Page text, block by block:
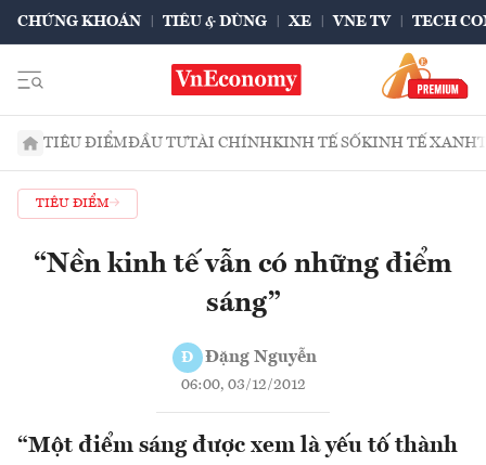
CHỨNG KHOÁN TIÊU & DÙNG XE VNE TV TECH
TIÊU ĐIỂMĐẦU TƯTÀI CHÍNHKINH TẾ SỐKINH TẾ XANH
TIÊU ĐIỂM
“Nền kinh tế vẫn có những điểm
sáng”
Đ Đặng Nguyễn
06:00, 03/12/2012
“Một điểm sáng được xem là yếu tố thành